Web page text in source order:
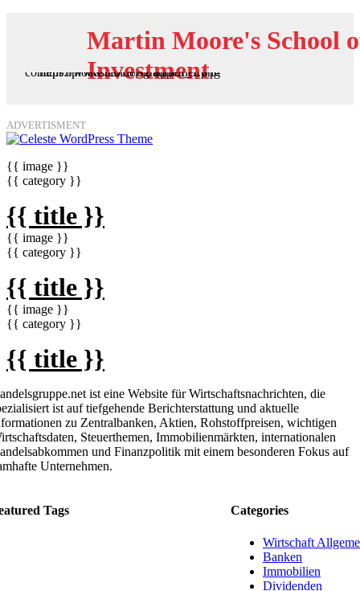
Martin Moore's School
Investment
ADVERTISMENT
{{ image }}
{{ category }}
{{ title }}
{{ image }}
{{ category }}
{{ title }}
{{ image }}
{{ category }}
{{ title }}
ist eine Website für Wirtschaftsnachrichten, die
ist auf tiefgehende Berichterstattung und aktuelle
zu Zentralbanken, Aktien, Rohstoffpreisen, wichtigen
Steuerthemen, Immobilienmärkten, internationalen
und Finanzpolitik mit einem besonderen Fokus auf
Unternehmen.
Tags Categories
Wirtschaft
Banken
Immobilien
Dividenden